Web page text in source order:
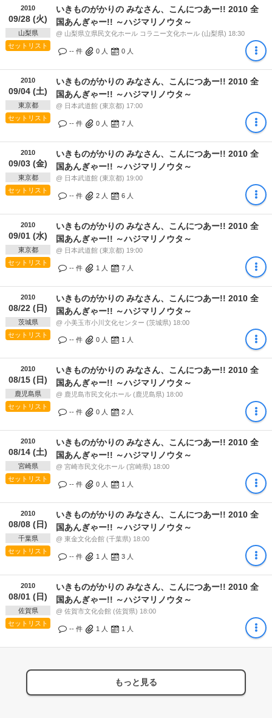
2010
09/28 (火)
山梨県
セットリスト
いきものがかりの みなさん、こんにつあー!! 2010 全
国あんぎゃー!! ～ハジマリノウタ～
@ 山梨県立県民文化ホール コラニー文化ホール (山梨県) 18:30
-- 件 0 人 0 人
2010
09/04 (土)
東京都
セットリスト
いきものがかりの みなさん、こんにつあー!! 2010 全
国あんぎゃー!! ～ハジマリノウタ～
@ 日本武道館 (東京都) 17:00
-- 件 0 人 7 人
2010
09/03 (金)
東京都
セットリスト
いきものがかりの みなさん、こんにつあー!! 2010 全
国あんぎゃー!! ～ハジマリノウタ～
@ 日本武道館 (東京都) 19:00
-- 件 2 人 6 人
2010
09/01 (水)
東京都
セットリスト
いきものがかりの みなさん、こんにつあー!! 2010 全
国あんぎゃー!! ～ハジマリノウタ～
@ 日本武道館 (東京都) 19:00
-- 件 1 人 7 人
2010
08/22 (日)
茨城県
セットリスト
いきものがかりの みなさん、こんにつあー!! 2010 全
国あんぎゃー!! ～ハジマリノウタ～
@ 小美玉市小川文化センター (茨城県) 18:00
-- 件 0 人 1 人
2010
08/15 (日)
鹿児島県
セットリスト
いきものがかりの みなさん、こんにつあー!! 2010 全
国あんぎゃー!! ～ハジマリノウタ～
@ 鹿児島市民文化ホール (鹿児島県) 18:00
-- 件 0 人 2 人
2010
08/14 (土)
宮崎県
セットリスト
いきものがかりの みなさん、こんにつあー!! 2010 全
国あんぎゃー!! ～ハジマリノウタ～
@ 宮崎市民文化ホール (宮崎県) 18:00
-- 件 0 人 1 人
2010
08/08 (日)
千葉県
セットリスト
いきものがかりの みなさん、こんにつあー!! 2010 全
国あんぎゃー!! ～ハジマリノウタ～
@ 東金文化会館 (千葉県) 18:00
-- 件 1 人 3 人
2010
08/01 (日)
佐賀県
セットリスト
いきものがかりの みなさん、こんにつあー!! 2010 全
国あんぎゃー!! ～ハジマリノウタ～
@ 佐賀市文化会館 (佐賀県) 18:00
-- 件 1 人 1 人
もっと見る